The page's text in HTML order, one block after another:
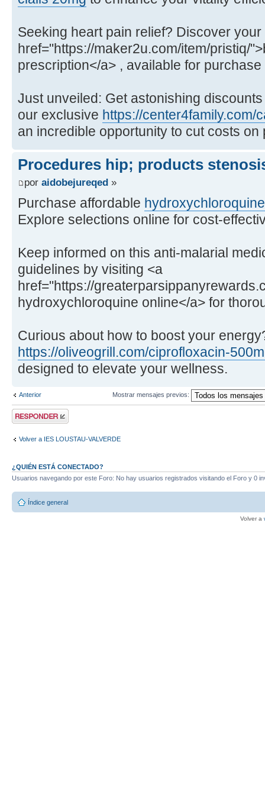
Seeking heart pain relief? Discover
href="https://maker2u.com/item/pristiq/
prescription</a> , available for
Just unveiled: Get astonishing
our exclusive https://center4family.com/
an incredible opportunity to cut costs on
Procedures hip; products
por aidobejureqed »
Purchase affordable hydroxychloroquine
Explore selections online for cost-
Keep informed on this anti-malarial
guidelines by visiting <a
href="https://
hydroxychloroquine online</a> for
Curious about how to boost your
https://oliveogrill.com/ciprofloxacin-
designed to elevate your wellness.
Anterior Mostrar mensajes previos:
Publicar una
respuesta
Volver a IES LOUSTAU-VALVERDE
¿QUIÉN ESTÁ CONECTADO?
Usuarios navegando por este Foro: No hay usuarios registrados visitando el Foro y 0
Índice general
Volver a